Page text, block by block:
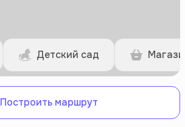
Детский сад
Построить маршрут